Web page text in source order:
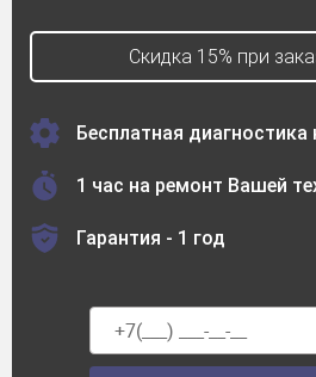
Скидка 15% при
Бесплатная диагностика
1 час на ремонт Вашей
Гарантия - 1 год